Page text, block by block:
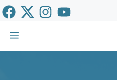
Vés
al
contingut
Menu